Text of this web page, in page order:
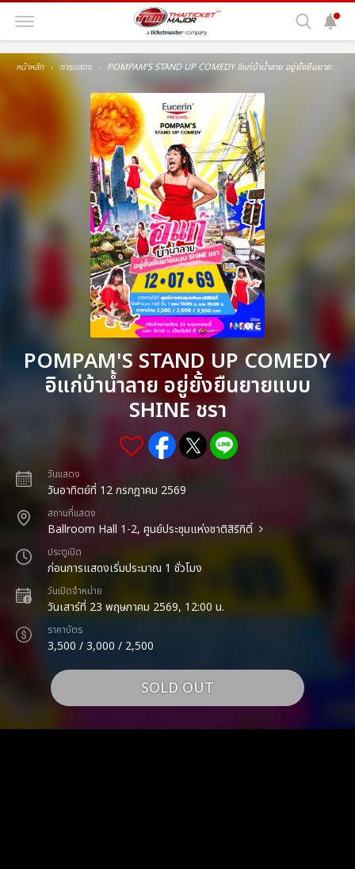
หน้าหลัก การแสดง POMPAM'S STAND UP COMEDY อิแก่บ้าน้ำลาย อยู่ยั้งยืนยายแบบ SHINE ชรา
POMPAM'S STAND UP COMEDY
อิแก่บ้าน้ำลาย อยู่ยั้งยืนยายแบบ
SHINE ชรา
วันแสดง
วันอาทิตย์ที่ 12 กรกฎาคม 2569
สถานที่แสดง
Ballroom Hall 1-2, ศูนย์ประชุมแห่งชาติสิริกิติ์
ประตูเปิด
ก่อนการแสดงเริ่มประมาณ 1 ชั่วโมง
วันเปิดจำหน่าย
วันเสาร์ที่ 23 พฤษภาคม 2569, 12:00 น.
ราคาบัตร
3,500 / 3,000 / 2,500
SOLD OUT